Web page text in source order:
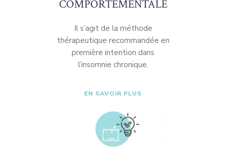
COMPORTEMENTALE
Il s’agit de la méthode
thérapeutique recommandée en
première intention dans
l’insomnie chronique.
EN SAVOIR PLUS